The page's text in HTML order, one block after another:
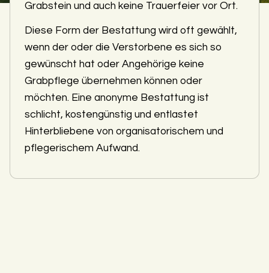
Grabstein und auch keine Trauerfeier vor Ort.
Diese Form der Bestattung wird oft gewählt,
wenn der oder die Verstorbene es sich so
gewünscht hat oder Angehörige keine
Grabpflege übernehmen können oder
möchten. Eine anonyme Bestattung ist
schlicht, kostengünstig und entlastet
Hinterbliebene von organisatorischem und
pflegerischem Aufwand.